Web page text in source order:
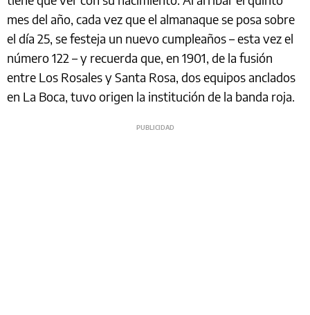
mes del año, cada vez que el almanaque se posa sobre
el día 25, se festeja un nuevo cumpleaños – esta vez el
número 122 – y recuerda que, en 1901, de la fusión
entre Los Rosales y Santa Rosa, dos equipos anclados
en La Boca, tuvo origen la institución de la banda roja.